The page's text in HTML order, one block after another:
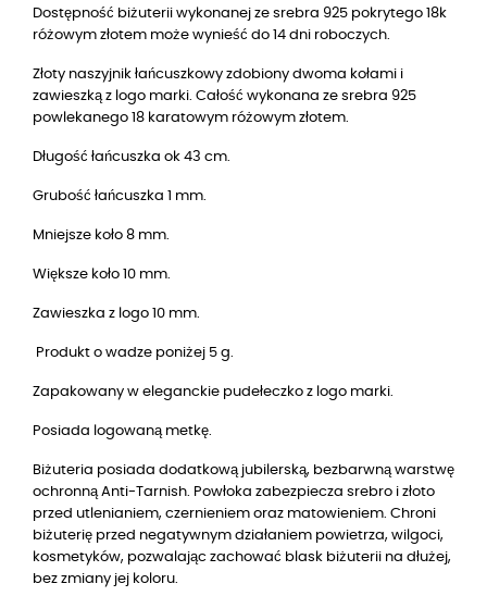
Dostępność biżuterii wykonanej ze srebra 925 pokrytego 18k
różowym złotem może wynieść do 14 dni roboczych.
Złoty naszyjnik łańcuszkowy zdobiony dwoma kołami i
zawieszką z logo marki. Całość wykonana ze srebra 925
powlekanego 18 karatowym różowym złotem.
Długość łańcuszka ok 43 cm.
Grubość łańcuszka 1 mm.
Mniejsze koło 8 mm.
Większe koło 10 mm.
Zawieszka z logo 10 mm.
Produkt o wadze poniżej 5 g.
Zapakowany w eleganckie pudełeczko z logo marki.
Posiada logowaną metkę.
Biżuteria posiada dodatkową jubilerską, bezbarwną warstwę
ochronną Anti-Tarnish. Powłoka zabezpiecza srebro i złoto
przed utlenianiem, czernieniem oraz matowieniem. Chroni
biżuterię przed negatywnym działaniem powietrza, wilgoci,
kosmetyków, pozwalając zachować blask biżuterii na dłużej,
bez zmiany jej koloru.